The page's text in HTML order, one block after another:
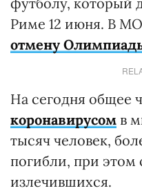
Риме 12 июня. В
отмену
На сегодня общее
коронавирусом в
тысяч человек,
погибли, при этом
излечившихся.